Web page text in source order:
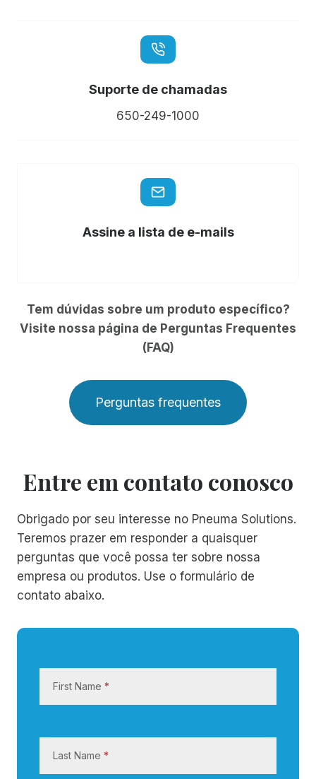
Suporte de chamadas
650-249-1000
Assine a lista de e-mails
Tem dúvidas sobre um produto específico?
Visite nossa página de Perguntas Frequentes
(FAQ)
Perguntas frequentes
Entre em contato conosco
Obrigado por seu interesse no Pneuma Solutions.
Teremos prazer em responder a quaisquer
perguntas que você possa ter sobre nossa
empresa ou produtos. Use o formulário de
contato abaixo.
e
m
First Name *
Last Name *